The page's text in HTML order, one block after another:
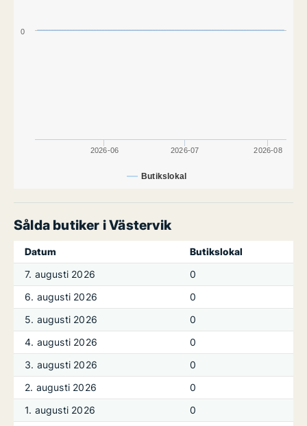
Butikslokal
2026-06 2026-07 2026-08
0
Sålda butiker i Västervik
Datum
Butikslokal
7. augusti 2026
0
6. augusti 2026
0
5. augusti 2026
0
4. augusti 2026
0
3. augusti 2026
0
2. augusti 2026
0
1. augusti 2026
0